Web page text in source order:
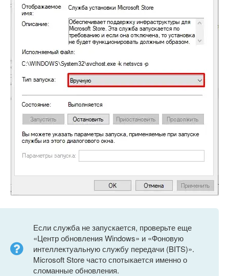
Если служба не запускается, проверьте еще
«Центр обновления Windows» и «Фоновую
интеллектуальную службу передачи (BITS)».
Microsoft Store часто спотыкается именно о
сломанные обновления.